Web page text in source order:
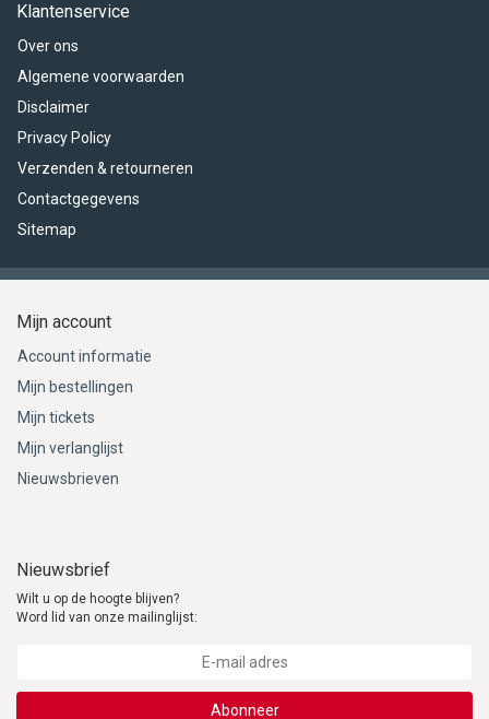
Klantenservice
Over ons
Algemene voorwaarden
Disclaimer
Privacy Policy
Verzenden & retourneren
Contactgegevens
Sitemap
Mijn account
Account informatie
Mijn bestellingen
Mijn tickets
Mijn verlanglijst
Nieuwsbrieven
Nieuwsbrief
Wilt u op de hoogte blijven?
Word lid van onze mailinglijst:
Abonneer